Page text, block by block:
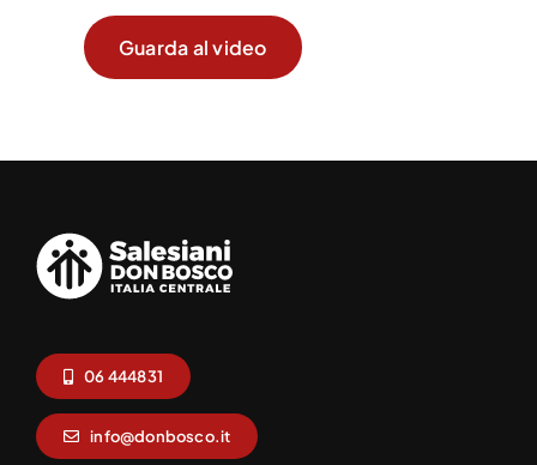
Guarda al video
06 444831
info@donbosco.it